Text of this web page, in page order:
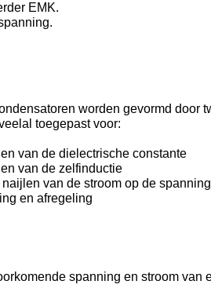
EMK.
worden gevormd door
toegepast voor:
van de dielectrische constante
van de zelfinductie
van de stroom op de spanning
en afregeling
spanning en stroom van